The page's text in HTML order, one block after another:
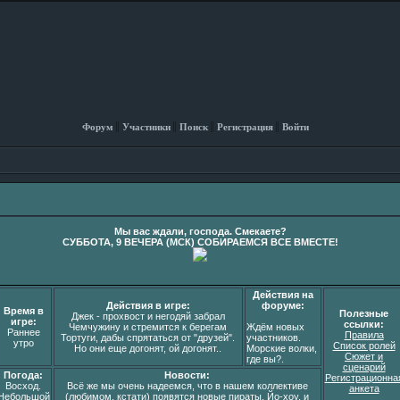
Форум Участники Поиск Регистрация Войти
Мы вас ждали, господа. Смекаете?
СУББОТА, 9 ВЕЧЕРА (МСК) СОБИРАЕМСЯ ВСЕ ВМЕСТЕ!
Время в
игре:
Раннее
утро
Действия в игре:
Джек - прохвост и негодяй забрал
Чемчужину и стремится к берегам
Тортуги, дабы спрятаться от "друзей".
Но они еще догонят, ой догонят..
Действия на
форуме:
Ждём новых
участников.
Морские волки,
где вы?.
Полезные
ссылки:
Правила
Список ролей
Сюжет и
сценарий
анкета
Погода:
Восход.
Новости:
Всё же мы очень надеемся, что в нашем коллективе
(любимом, кстати) появятся новые пираты. Йо-хоу, и